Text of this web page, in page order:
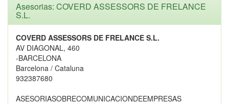
Asesorias: COVERD ASSESSORS DE FRELANCE
S.L.
COVERD ASSESSORS DE FRELANCE S.L.
AV DIAGONAL, 460
-BARCELONA
Barcelona / Cataluna
932387680
ASESORIASOBRECOMUNICACIONDEEMPRESAS